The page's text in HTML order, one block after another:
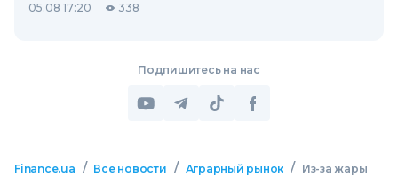
05.08 17:20 338
Подпишитесь на нас
Finance.ua / Все новости / Аграрный рынок /
Из-за жары